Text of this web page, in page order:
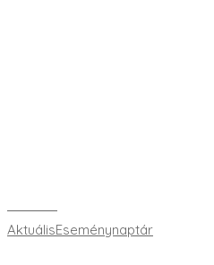
AktuálisEseménynaptár